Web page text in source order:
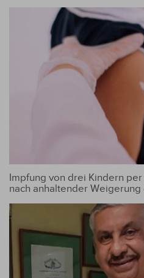
Impfung von drei Kindern
nach anhaltender Weigerung